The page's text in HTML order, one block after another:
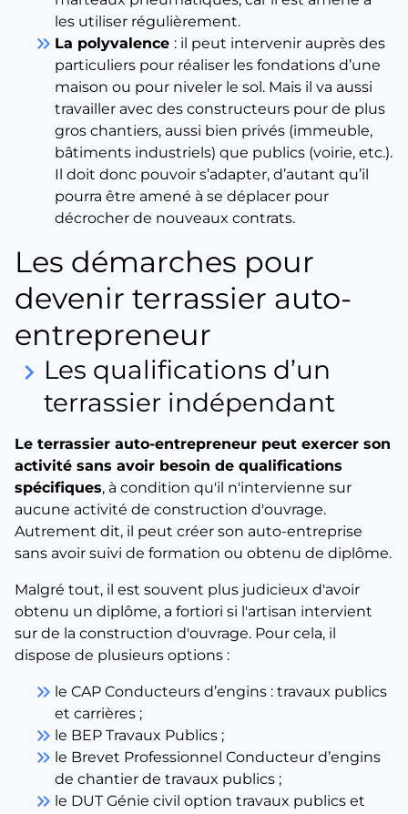
les utiliser régulièrement.
keyboard_double_arrow_right La polyvalence : il peut intervenir auprès des
particuliers pour réaliser les fondations d’une
maison ou pour niveler le sol. Mais il va aussi
travailler avec des constructeurs pour de plus
gros chantiers, aussi bien privés (immeuble,
bâtiments industriels) que publics (voirie, etc.).
Il doit donc pouvoir s’adapter, d’autant qu’il
pourra être amené à se déplacer pour
décrocher de nouveaux contrats.
Les démarches pour
devenir terrassier auto-
entrepreneur
keyboard_arrow_right Les qualifications d’un
terrassier indépendant
Le terrassier auto-entrepreneur peut exercer son
activité sans avoir besoin de qualifications
spécifiques, à condition qu'il n'intervienne sur
aucune activité de construction d'ouvrage.
Autrement dit, il peut créer son auto-entreprise
sans avoir suivi de formation ou obtenu de diplôme.
Malgré tout, il est souvent plus judicieux d'avoir
obtenu un diplôme, a fortiori si l'artisan intervient
sur de la construction d'ouvrage. Pour cela, il
dispose de plusieurs options :
keyboard_double_arrow_right le CAP Conducteurs d’engins : travaux publics
et carrières ;
keyboard_double_arrow_right le BEP Travaux Publics ;
keyboard_double_arrow_right le Brevet Professionnel Conducteur d’engins
de chantier de travaux publics ;
keyboard_double_arrow_right le DUT Génie civil option travaux publics et